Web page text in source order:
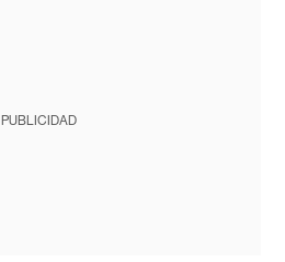
PUBLICIDAD